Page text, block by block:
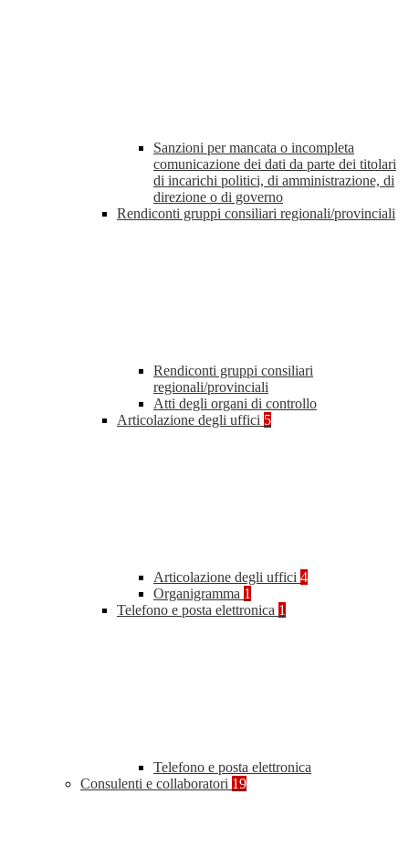
Sanzioni per mancata o incompleta
comunicazione dei dati da parte dei titolari
di incarichi politici, di amministrazione, di
direzione o di governo
Rendiconti gruppi consiliari regionali/provinciali
Rendiconti gruppi consiliari
regionali/provinciali
Atti degli organi di controllo
Articolazione degli uffici 5
Articolazione degli uffici 4
Organigramma 1
Telefono e posta elettronica 1
Telefono e posta elettronica
Consulenti e collaboratori 19